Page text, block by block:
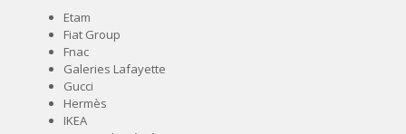
Etam
Fiat Group
Fnac
Galeries Lafayette
Gucci
Hermès
IKEA